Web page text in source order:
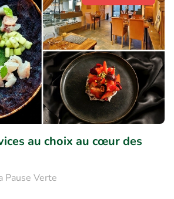
au choix au cœur des
Pause Verte